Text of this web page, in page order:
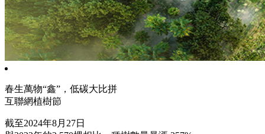
春生萬物“鑫”，低碳大比拼
互聯網植樹節
截至2024年8月27日